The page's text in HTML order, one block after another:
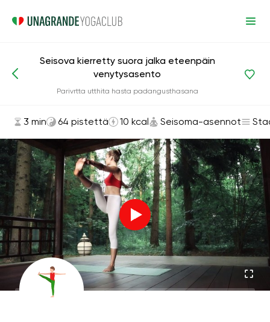
Asanat ja harjoitukset Seisoma-asennot
Seisova kierretty suora jalka eteenpäin
venytysasento
Parivrtta utthita hasta padangusthasana
3 min 64 pistettä 10 kcal Seisoma-asennot